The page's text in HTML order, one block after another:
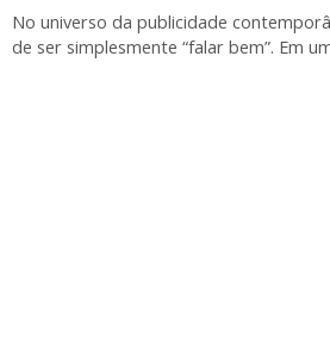
No universo da publicidade
de ser simplesmente “falar bem”. Em